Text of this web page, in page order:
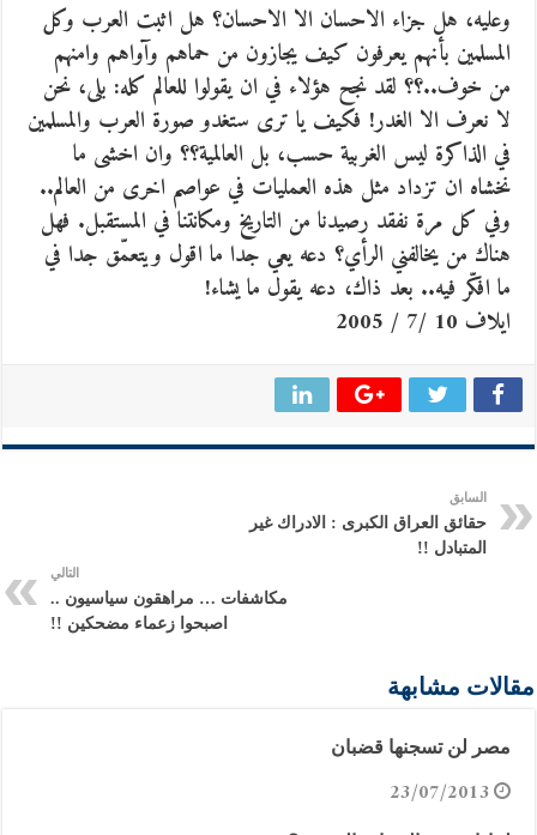
وعليه، هل جزاء الاحسان الا الاحسان؟ هل اثبت العرب وكل
المسلمين بأنهم يعرفون كيف يجازون من حماهم وآواهم وامنهم
من خوف..؟؟ لقد نجح هؤلاء في ان يقولوا للعالم كله: بلى، نحن
لا نعرف الا الغدر! فكيف يا ترى ستغدو صورة العرب والمسلمين
في الذاكرة ليس الغربية حسب، بل العالمية؟؟ وان اخشى ما
نخشاه ان تزداد مثل هذه العمليات في عواصم اخرى من العالم..
وفي كل مرة نفقد رصيدنا من التاريخ ومكانتنا في المستقبل. فهل
هناك من يخالفني الرأي؟ دعه يعي جدا ما اقول ويتعمّق جدا في
ما افكّر فيه.. بعد ذاك، دعه يقول ما يشاء!
ايلاف 10 /7 / 2005
السابق
حقائق العراق الكبرى : الادراك غير
المتبادل !!
التالي
مكاشفات … مراهقون سياسيون ..
اصبحوا زعماء مضحكين !!
مقالات مشابهة
مصر لن تسجنها قضبان
23/07/2013